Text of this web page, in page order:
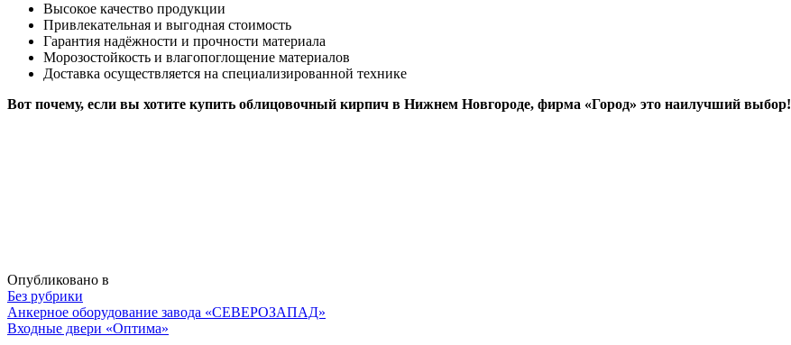
Высокое качество продукции
Привлекательная и выгодная стоимость
Гарантия надёжности и прочности материала
Морозостойкость и влагопоглощение материалов
Доставка осуществляется на специализированной технике
Вот почему, если вы хотите купить облицовочный кирпич в Нижнем Новгороде, фирма «Город» это наилучший выбор!
Опубликовано в
Без рубрики
Навигация
Анкерное оборудование завода «СЕВЕРОЗАПАД»
Входные двери «Оптима»